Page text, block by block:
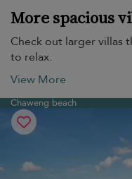
More spacious
Check out larger villas
to relax.
View More
Chaweng beach